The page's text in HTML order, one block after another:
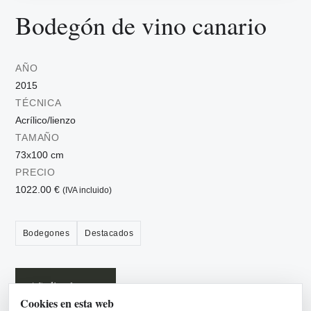
Bodegón de vino canario
AÑO
2015
TÉCNICA
Acrílico/lienzo
TAMAÑO
73x100 cm
PRECIO
1022.00 € (IVA incluido)
Bodegones Destacados
Añadir a la cesta
Cookies en esta web